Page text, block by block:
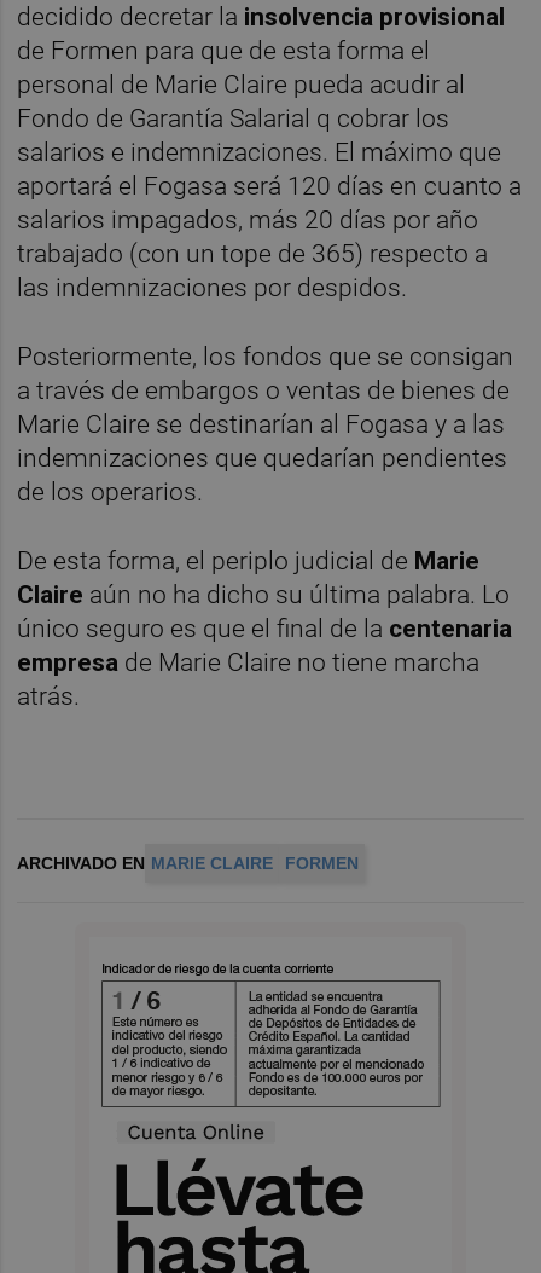
decidido decretar la insolvencia provisional
de Formen para que de esta forma el
personal de Marie Claire pueda acudir al
Fondo de Garantía Salarial q cobrar los
salarios e indemnizaciones. El máximo que
aportará el Fogasa será 120 días en cuanto a
salarios impagados, más 20 días por año
trabajado (con un tope de 365) respecto a
las indemnizaciones por despidos.
Posteriormente, los fondos que se consigan
a través de embargos o ventas de bienes de
Marie Claire se destinarían al Fogasa y a las
indemnizaciones que quedarían pendientes
de los operarios.
De esta forma, el periplo judicial de Marie
Claire aún no ha dicho su última palabra. Lo
único seguro es que el final de la centenaria
empresa de Marie Claire no tiene marcha
atrás.
ARCHIVADO EN MARIE CLAIRE FORMEN